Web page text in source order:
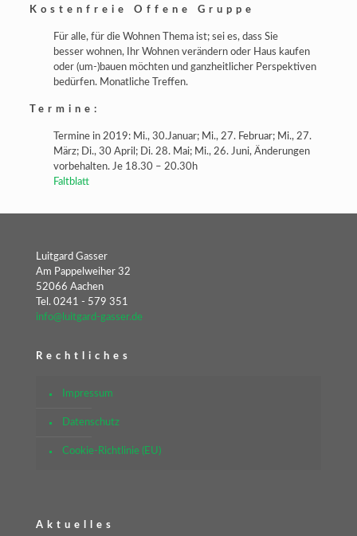
Kostenfreie Offene Gruppe
Für alle, für die Wohnen Thema ist; sei es, dass Sie
besser wohnen, Ihr Wohnen verändern oder Haus kaufen
oder (um-)bauen möchten und ganzheitlicher Perspektiven
bedürfen. Monatliche Treffen.
Termine:
Termine in 2019: Mi., 30.Januar; Mi., 27. Februar; Mi., 27.
März; Di., 30 April; Di. 28. Mai; Mi., 26. Juni, Änderungen
vorbehalten. Je 18.30 – 20.30h
Faltblatt
Luitgard Gasser
Am Pappelweiher 32
52066 Aachen
Tel. 0241 - 579 351
info@luitgard-gasser.de
Rechtliches
Impressum
Datenschutz
Cookie-Richtlinie (EU)
Aktuelles